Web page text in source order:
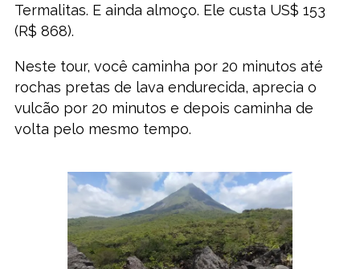
Termalitas. E ainda almoço. Ele custa US$ 153
(R$ 868).
Neste tour, você caminha por 20 minutos até
rochas pretas de lava endurecida, aprecia o
vulcão por 20 minutos e depois caminha de
volta pelo mesmo tempo.